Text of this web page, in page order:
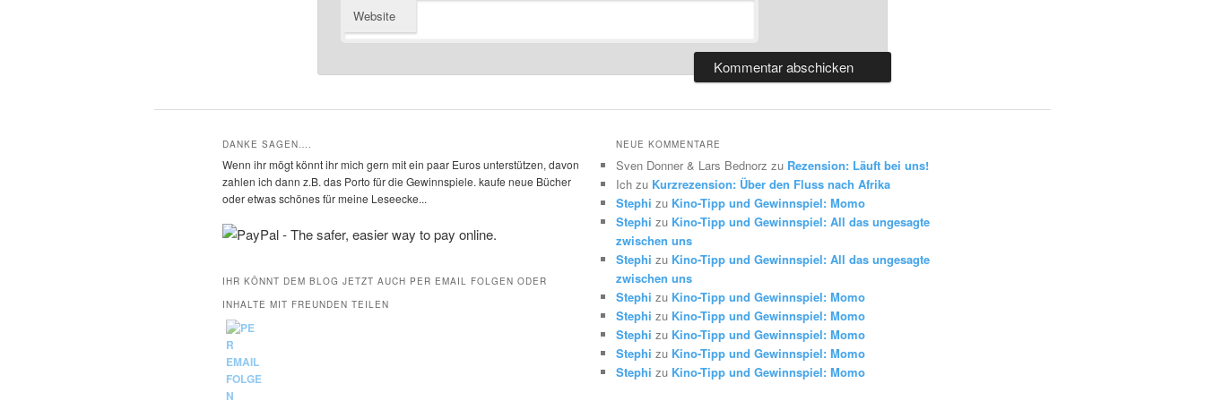
Website
DANKE SAGEN….
Wenn ihr mögt könnt ihr mich gern mit ein paar Euros unterstützen, davon
zahlen ich dann z.B. das Porto für die Gewinnspiele. kaufe neue Bücher
oder etwas schönes für meine Leseecke...
IHR KÖNNT DEM BLOG JETZT AUCH PER EMAIL FOLGEN ODER
INHALTE MIT FREUNDEN TEILEN
NEUE KOMMENTARE
Sven Donner & Lars Bednorz zu Rezension: Läuft bei uns!
Ich zu Kurzrezension: Über den Fluss nach Afrika
Stephi zu Kino-Tipp und Gewinnspiel: Momo
Stephi zu Kino-Tipp und Gewinnspiel: All das ungesagte
zwischen uns
Stephi zu Kino-Tipp und Gewinnspiel: All das ungesagte
zwischen uns
Stephi zu Kino-Tipp und Gewinnspiel: Momo
Stephi zu Kino-Tipp und Gewinnspiel: Momo
Stephi zu Kino-Tipp und Gewinnspiel: Momo
Stephi zu Kino-Tipp und Gewinnspiel: Momo
Stephi zu Kino-Tipp und Gewinnspiel: Momo